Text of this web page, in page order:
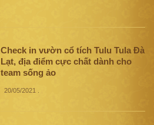
Check in vườn cổ tích Tulu Tula Đà
Lạt, địa điểm cực chất dành cho
team sống ảo
20/05/2021